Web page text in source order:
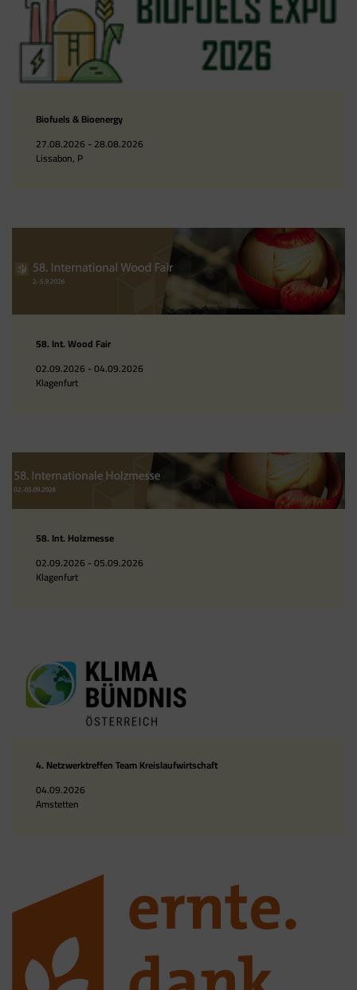
Biofuels & Bioenergy
27.08.2026 - 28.08.2026
Lissabon, P
58. Int. Wood Fair
02.09.2026 - 04.09.2026
Klagenfurt
58. Int. Holzmesse
02.09.2026 - 05.09.2026
Klagenfurt
4. Netzwerktreffen Team Kreislaufwirtschaft
04.09.2026
Amstetten